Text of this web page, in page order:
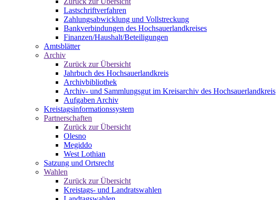
Lastschriftverfahren
Zahlungsabwicklung und Vollstreckung
Bankverbindungen des Hochsauerlandkreises
Finanzen/Haushalt/Beteiligungen
Amtsblätter
Archiv
Zurück zur Übersicht
Jahrbuch des Hochsauerlandkreis
Archivbibliothek
Archiv- und Sammlungsgut im Kreisarchiv des Hochsauerlandkreis
Aufgaben Archiv
Kreistagsinformationssystem
Partnerschaften
Zurück zur Übersicht
Olesno
Megiddo
West Lothian
Satzung und Ortsrecht
Wahlen
Zurück zur Übersicht
Kreistags- und Landratswahlen